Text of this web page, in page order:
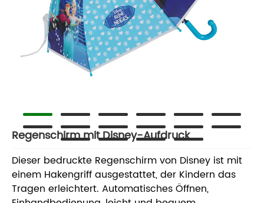
Regenschirm mit Disney-Aufdruck
Dieser bedruckte Regenschirm von Disney ist mit
einem Hakengriff ausgestattet, der Kindern das
Tragen erleichtert. Automatisches Öffnen,